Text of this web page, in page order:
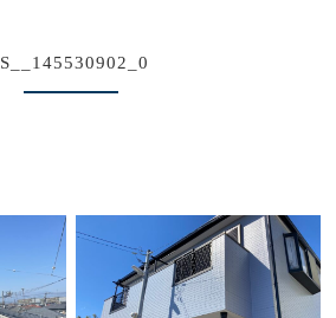
S__145530902_0